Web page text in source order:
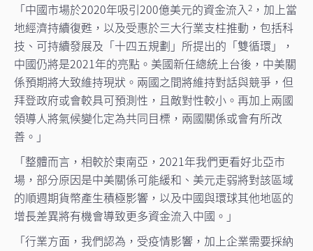
「中國市場於2020年吸引200億美元的資金流入2 ，加上當
地經濟持續復甦，以及受惠於三大行業支柱推動，包括科
技、可持續發展及「十四五規劃」所提出的「雙循環」，
中國仍將是2021年的亮點。美國新任總統上台後，中美關
係預期將大致維持現狀。兩國之間將維持對話與競爭，但
拜登政府或會較具可預測性，且敵對性較小。再加上兩國
領導人將氣候變化定為共同目標，兩國關係或會有所改
善。」
「整體而言，相較於東南亞，2021年我們更看好北亞市
場，部分原因是中美關係可能緩和、美元走弱將對該區域
的順週期貨幣產生積極影響，以及中國與環球其他地區的
增長差異將有機會導致更多資金流入中國。」
「行業方面，我們認為，受疫情影響，加上企業需要採納